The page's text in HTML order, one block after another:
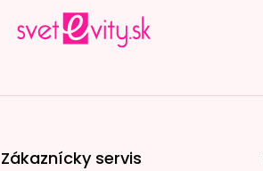
Zákaznícky servis